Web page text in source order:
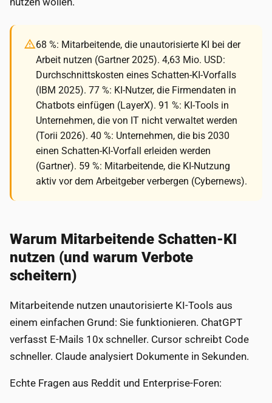
68 %: Mitarbeitende, die unautorisierte KI bei der
Arbeit nutzen (Gartner 2025). 4,63 Mio. USD:
Durchschnittskosten eines Schatten-KI-Vorfalls
(IBM 2025). 77 %: KI-Nutzer, die Firmendaten in
Chatbots einfügen (LayerX). 91 %: KI-Tools in
Unternehmen, die von IT nicht verwaltet werden
(Torii 2026). 40 %: Unternehmen, die bis 2030
einen Schatten-KI-Vorfall erleiden werden
(Gartner). 59 %: Mitarbeitende, die KI-Nutzung
aktiv vor dem Arbeitgeber verbergen (Cybernews).
Warum Mitarbeitende Schatten-KI
nutzen (und warum Verbote
scheitern)
Mitarbeitende nutzen unautorisierte KI-Tools aus
einem einfachen Grund: Sie funktionieren. ChatGPT
verfasst E-Mails 10x schneller. Cursor schreibt Code
schneller. Claude analysiert Dokumente in Sekunden.
Echte Fragen aus Reddit und Enterprise-Foren: